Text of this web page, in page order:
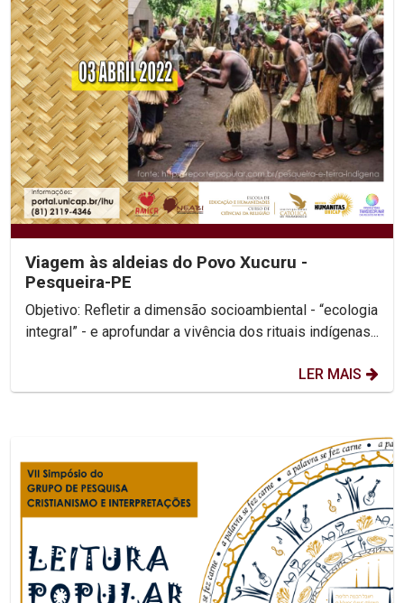
Viagem às aldeias do Povo Xucuru -
Pesqueira-PE
Objetivo: Refletir a dimensão socioambiental - “ecologia
integral” - e aprofundar a vivência dos rituais indígenas...
LER MAIS